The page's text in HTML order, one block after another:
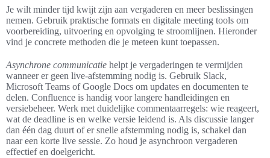
Je wilt minder tijd kwijt zijn aan vergaderen en meer beslissingen
nemen. Gebruik praktische formats en digitale meeting tools om
voorbereiding, uitvoering en opvolging te stroomlijnen. Hieronder
vind je concrete methoden die je meteen kunt toepassen.
Asynchrone communicatie helpt je vergaderingen te vermijden
wanneer er geen live-afstemming nodig is. Gebruik Slack,
Microsoft Teams of Google Docs om updates en documenten te
delen. Confluence is handig voor langere handleidingen en
versiebeheer. Werk met duidelijke commentaarregels: wie reageert,
wat de deadline is en welke versie leidend is. Als discussie langer
dan één dag duurt of er snelle afstemming nodig is, schakel dan
naar een korte live sessie. Zo houd je asynchroon vergaderen
effectief en doelgericht.